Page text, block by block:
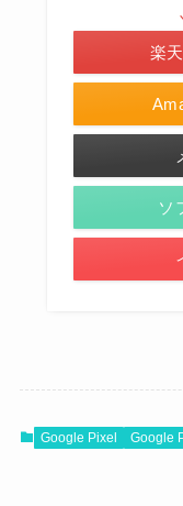
楽
ソ
Google Pixel Google